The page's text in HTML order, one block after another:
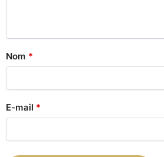
Nom *
E-mail *